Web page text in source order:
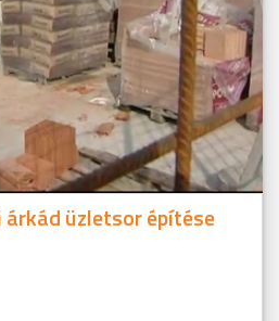
üzletsor építése